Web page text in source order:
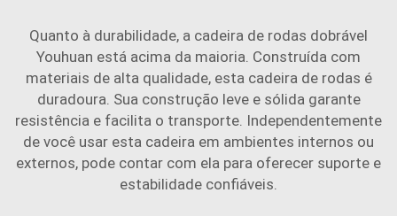
Quanto à durabilidade, a cadeira de rodas dobrável
Youhuan está acima da maioria. Construída com
materiais de alta qualidade, esta cadeira de rodas é
duradoura. Sua construção leve e sólida garante
resistência e facilita o transporte. Independentemente
de você usar esta cadeira em ambientes internos ou
externos, pode contar com ela para oferecer suporte e
estabilidade confiáveis.